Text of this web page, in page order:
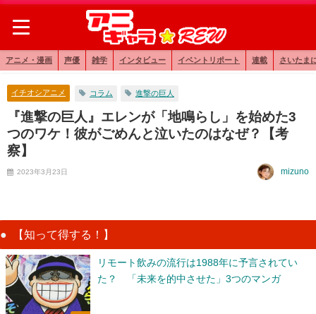
アニメ・漫画 声優 雑学 インタビュー イベントリポート 連載 さいたま
イチオシアニメ コラム 進撃の巨人
『進撃の巨人』エレンが「地鳴らし」を始めた3
つのワケ！彼がごめんと泣いたのはなぜ？【考
察】
2023年3月23日 mizuno
【知って得する！】
リモート飲みの流行は1988年に予言されてい
た？ 「未来を的中させた」3つのマンガ